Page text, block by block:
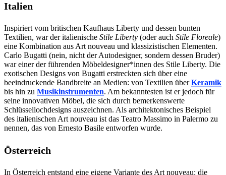
Italien
Inspiriert vom britischen Kaufhaus Liberty und dessen bunten
Textilien, war der italienische Stile Liberty (oder auch Stile Floreale)
eine Kombination aus Art nouveau und klassizistischen Elementen.
Carlo Bugatti (nein, nicht der Autodesigner, sondern dessen Bruder)
war einer der führenden Möbeldesigner*innen des Stile Liberty. Die
exotischen Designs von Bugatti erstreckten sich über eine
beeindruckende Bandbreite an Medien: von Textilien überKeramik
bis hin zu Musikinstrumenten. Am bekanntesten ist er jedoch für
seine innovativen Möbel, die sich durch bemerkenswerte
Schlüssellochdesigns auszeichnen. Als architektonisches Beispiel
des italienischen Art nouveau ist das Teatro Massimo in Palermo zu
nennen, das von Ernesto Basile entworfen wurde.
Österreich
In Österreich entstand eine eigene Variante des Art nouveau: die